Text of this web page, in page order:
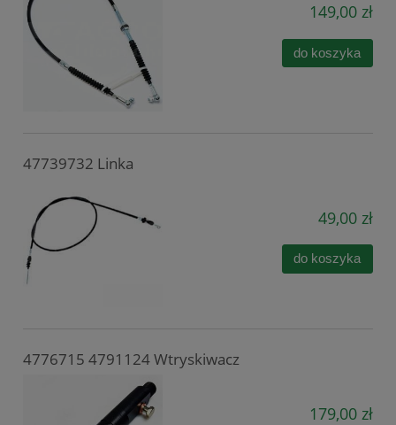
149,00 zł
do koszyka
47739732 Linka
49,00 zł
do koszyka
4776715 4791124 Wtryskiwacz
179,00 zł